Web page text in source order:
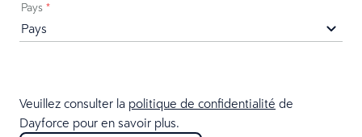
Pays *
Veuillez consulter la politique de confidentialité de
Dayforce pour en savoir plus.